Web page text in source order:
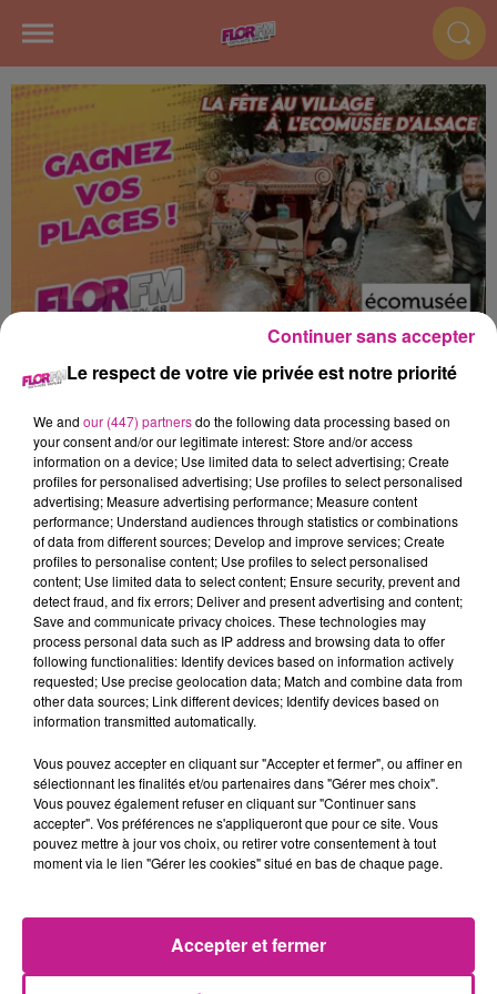
LA FETE AU VILLAGE DE
L'ECOMUSEE
FLOR FM vous invite aux soiréesd 'été de l' Écomusée
d'Alsace: La fête au Village.(les vendredis du 10.07 au
21.08)
À la nuit tombée, le village s'illumine et s'anime de rires et de
chansons : c'est une véritable fête foraine d'antan !
Orchestre, jeu de quille, dégustations, chamboule tout, pêche
aux canards, manège, jongleurs, décors nocturnes,
lumières... tout est rassemblé pour vivre un moment
inoubliable en famille dans un cadre unique : l'
soirée s'achèvera une beauté par un concert bien rythmé !
Tentez de gagner vos places ICI.
RADIO
Le respect de votre vie privée est notre priorité
We and our (447) partnersdo the following data processing based on
your consent and/or our legitimate interest: Store and/or access
information on a device; Use limited data to select advertising; Create
profiles for personalised advertising; Use profiles to select personalised
advertising; Measure advertising performance; Measure content
performance; Understand audiences through statistics or combinations
of data from different sources; Develop and improve services; Create
profiles to personalise content; Use profiles to select personalised
content; Use limited data to select content; Ensure security, prevent and
detect fraud, and fix errors; Deliver and present advertising and content;
Save and communicate privacy choices. These technologies may
process personal data such as IP address and browsing data to offer
following functionalities: Identify devices based on information actively
requested; Use precise geolocation data; Match and combine data from
other data sources; Link different devices; Identify devices based on
information transmitted automatically.
Vous pouvez accepter en cliquant sur "Accepter et fermer", ou affiner en
sélectionnant les finalités et/ou partenaires dans "Gérer mes choix".
Vous pouvez également refuser en cliquant sur "Continuer sans
accepter". Vos préférences ne s'appliqueront que pour ce site. Vous
pouvez mettre à jour vos choix, ou retirer votre consentement à tout
moment via le lien "Gérer les cookies" situé en bas de chaque page.
Accepter et fermer
Continuer sans accepter